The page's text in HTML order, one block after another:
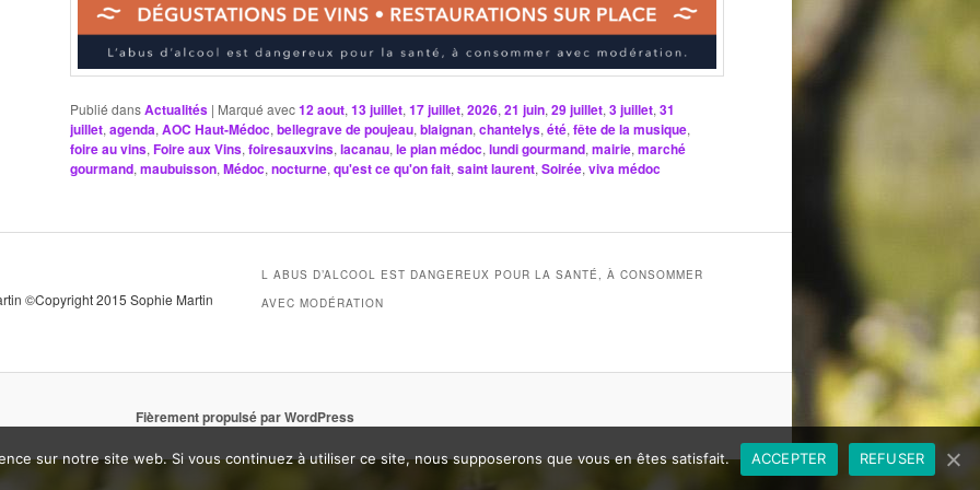
Publié dansActualités | Marqué avec12 aout,13 juillet,17 juillet,2026,21 juin,29 juillet,3 juillet,31
juillet,agenda,AOC Haut-Médoc,bellegrave de poujeau,blaignan,chantelys,été,fête de la musique,
foire au vins,Foire aux Vins,foiresauxvins,lacanau,le pian médoc,lundi gourmand,mairie,marché
gourmand,maubuisson,Médoc,nocturne,qu'est ce qu'on fait,saint laurent,Soirée,viva médoc
©Copyright 2015 Sophie Martin
L ABUS D’ALCOOL EST DANGEREUX POUR LA SANTÉ, À CONSOMMER
AVEC MODÉRATION
Fièrement propulsé par WordPress
sur notre site web. Si vous continuez à utiliser ce site, nous supposerons que vous en êtes satisfait. ACCEPTER REFUSER